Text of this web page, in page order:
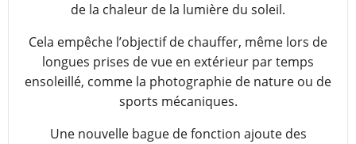
de la chaleur de la lumière du soleil.
Cela empêche l’objectif de chauffer, même lors de
longues prises de vue en extérieur par temps
ensoleillé, comme la photographie de nature ou de
sports mécaniques.
Une nouvelle bague de fonction ajoute des